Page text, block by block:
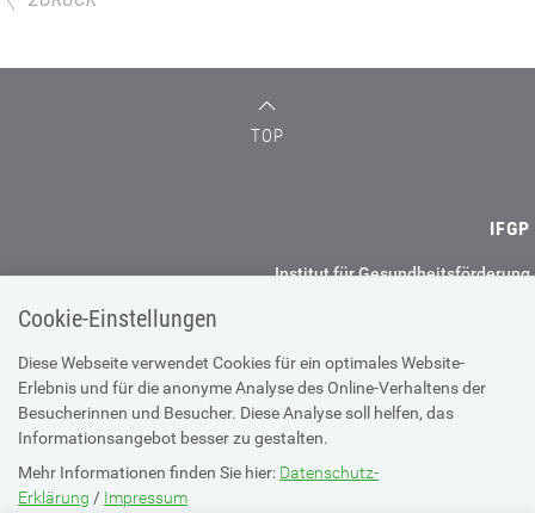
Cookie-Einstellungen
Diese Webseite verwendet Cookies für ein optimales Website-
Erlebnis und für die anonyme Analyse des Online-Verhaltens der
Besucherinnen und Besucher. Diese Analyse soll helfen, das
Informationsangebot besser zu gestalten.
Mehr Informationen finden Sie hier: Datenschutz-
Erklärung / Impressum
TOP
IFGP
Institut für Gesundheitsförderung
8044 Graz
+43 (0) 50 2350 37900
office@ifgp.at